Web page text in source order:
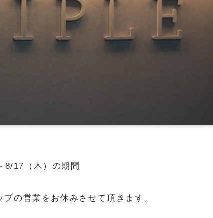
8/17（木）の期間
の営業をお休みさせて頂きます。